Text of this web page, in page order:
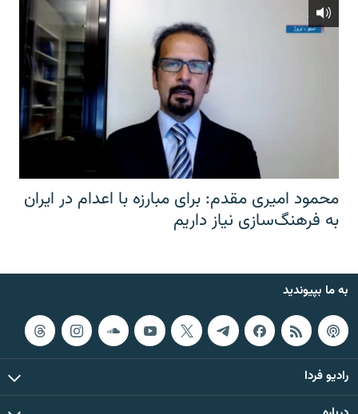
محمود امیری مقدم: برای مبارزه با اعدام در ایران
به فرهنگ‌سازی نیاز داریم
به ما بپیوندید
رادیو فردا